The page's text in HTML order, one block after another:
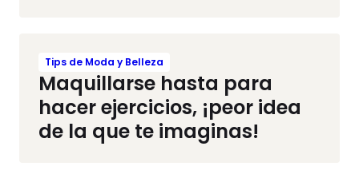
Tips de Moda y Belleza
Maquillarse hasta para
hacer ejercicios, ¡peor idea
de la que te imaginas!